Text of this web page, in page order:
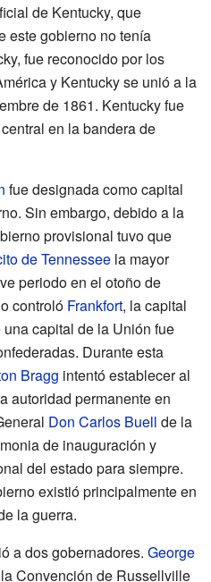
de Kentucky, que
este gobierno no tenía
fue reconocido por los
y Kentucky se unió a la
de 1861. Kentucky fue
en la bandera de
fue designada como capital
Sin embargo, debido a la
provisional tuvo que
de Tennessee la mayor
periodo en el otoño de
controló Frankfort, la capital
capital de la Unión fue
Durante esta
Bragg intentó establecer al
autoridad permanente en
Don Carlos Buell de la
de inauguración y
del estado para siempre.
existió principalmente en
la guerra.
a dos gobernadores. George
Convención de Russellville